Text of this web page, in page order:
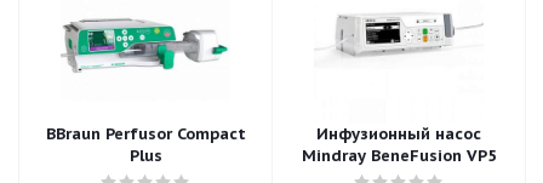
BBraun Perfusor Compact
Plus
Инфузионный насос
Mindray BeneFusion VP5